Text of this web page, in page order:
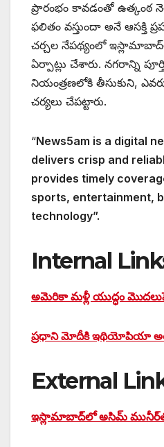
ప్రారంభం కావడంతో
ఫలితం వస్తుందా అనే ఆసక్తి
చర్చల నేపథ్యంలో
ఏర్పాట్లు చేశారు. నగరాన్ని
నియంత్రణలోకి తీసుకుని,
చర్యలు చేపట్టారు.
“News5am is a digital
delivers crisp and
provides timely
sports, entertainment,
technology”.
Internal
అమెరికా మళ్లీ యుద్ధం
ప్రధాని మోదీకి ఇథియోపియా
External
ఇస్లామాబాద్‌లో అసిమ్ మునీర్‌తో